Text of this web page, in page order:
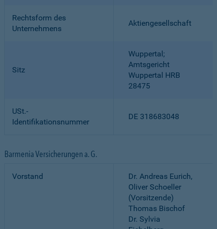
Rechtsform des
Unternehmens
Aktiengesellschaft
Sitz
Wuppertal;
Amtsgericht
Wuppertal HRB
28475
USt.-
Identifikationsnummer
DE 318683048
Barmenia Versicherungen a. G.
Vorstand
Dr. Andreas Eurich,
Oliver Schoeller
(Vorsitzende)
Thomas Bischof
Dr. Sylvia